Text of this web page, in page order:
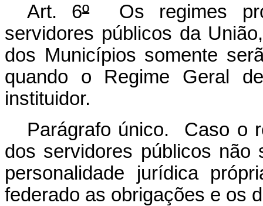
Art. 6ºOs regimes
servidores públicos da
dos Municípios somente
quando o Regime Geral
instituidor.
Parágrafo único. Caso o
dos servidores públicos não
personalidade jurídica
federado as obrigações e os